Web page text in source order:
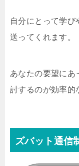
自分にとって学び
送ってくれます。
あなたの要望にあ
討するのが効率的
ズバット通信